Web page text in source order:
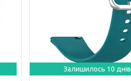
Залишилось 10 днів